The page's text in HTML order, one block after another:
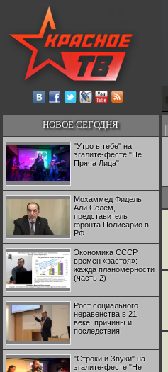
НОВОЕ СЕГОДНЯ
"Утро в тебе" на
эгалите-фесте "Не
Пряча Лица"
Мохаммед Фидель
Али Селем,
представитель
фронта Полисарио в
РФ
Экономика СССР
времен «застоя»:
жажда планомерности
(часть 2)
Рост социального
неравенства в 21
веке: причины и
последствия
"Строки и Звуки" на
эгалите-фесте "Не